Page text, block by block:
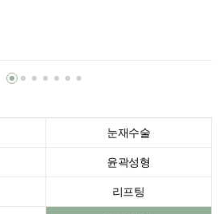
눈재수술
윤곽성형
리프팅